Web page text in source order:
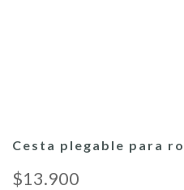
Cesta plegable para
$13.900